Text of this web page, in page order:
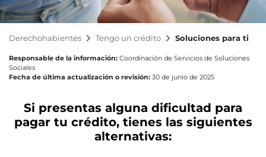
Derechohabientes Tengo un crédito Soluciones para ti
Responsable de la información: Coordinación de Servicios de Soluciones
Sociales
Fecha de última actualización o revisión: 30 de junio de 2025
Si presentas alguna dificultad para
pagar tu crédito, tienes las siguientes
alternativas: